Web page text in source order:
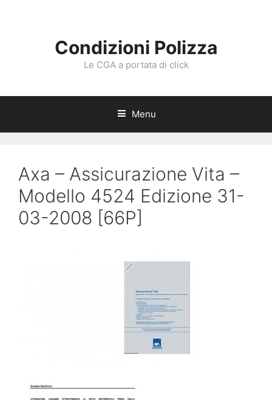
Condizioni Polizza
Le CGA a portata di click
Menu
Axa – Assicurazione Vita –
Modello 4524 Edizione 31-
03-2008 [66P]